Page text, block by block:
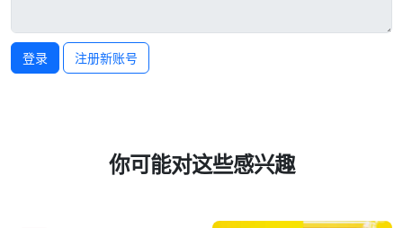
登录 注册新账号
你可能对这些感兴趣